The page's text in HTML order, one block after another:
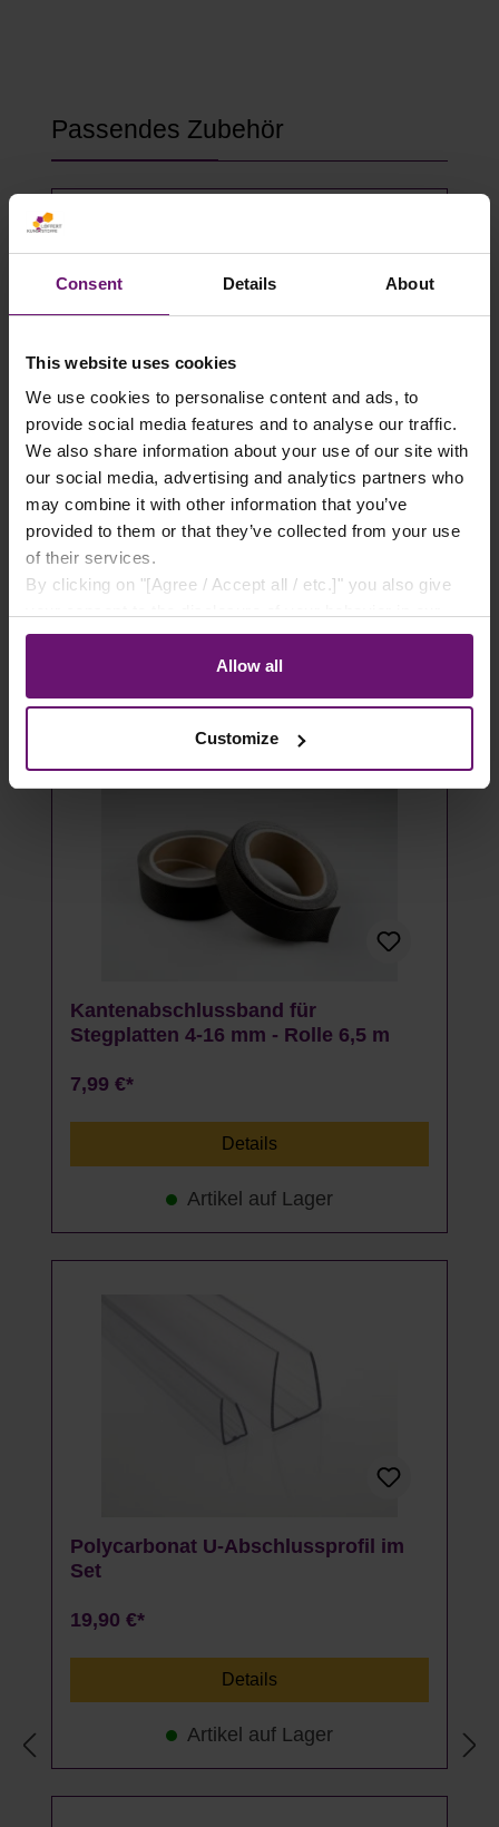
Consent Details About
This website uses cookies
We use cookies to personalise content and ads, to
provide social media features and to analyse our traffic.
We also share information about your use of our site with
our social media, advertising and analytics partners who
may combine it with other information that you’ve
provided to them or that they’ve collected from your use
of their services.
By clicking on "[Agree / Accept all / etc.]" you also give
store to our partner, shopware AG (Ebbinghoff 10, 48624
Schöppingen, Germany), which cannot assign this data
to you personally, but may process it for its own
Allow all
Customize
Produktgalerie überspringen
Passendes Zubehör
Gewächshausklammern 4 bis 10 mm
- 100 Stück
14,49 €*
Artikel ausverkauft
Kantenabschlussband für
Stegplatten 4-16 mm - Rolle 6,5 m
7,99 €*
Details
Artikel auf Lager
Polycarbonat U-Abschlussprofil im
Set
19,90 €*
Details
Artikel auf Lager